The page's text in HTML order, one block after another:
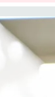
расскажу